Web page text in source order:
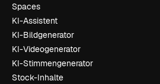
Spaces
KI-Assistent
KI-Bildgenerator
KI-Videogenerator
KI-Stimmengenerator
Stock-Inhalte